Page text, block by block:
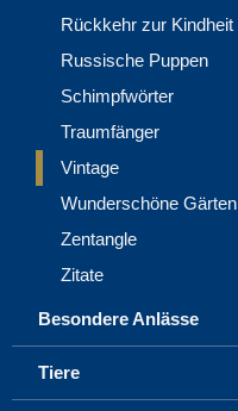
Rückkehr zur Kindheit
Russische Puppen
Schimpfwörter
Traumfänger
Vintage
Wunderschöne Gärten
Zentangle
Zitate
Besondere Anlässe
Tiere